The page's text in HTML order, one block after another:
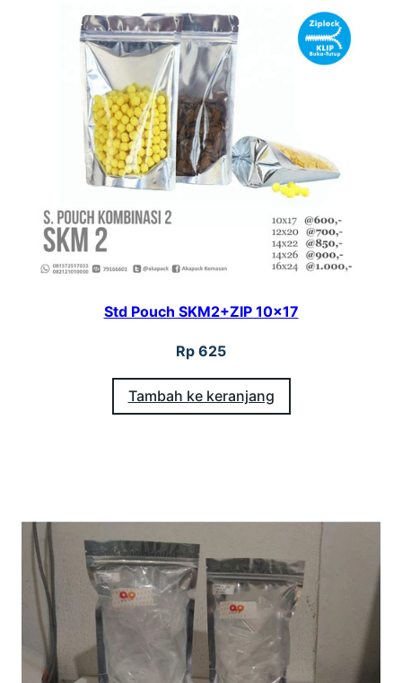
Std Pouch SKM2+ZIP 10×17
Rp 625
Tambah ke keranjang